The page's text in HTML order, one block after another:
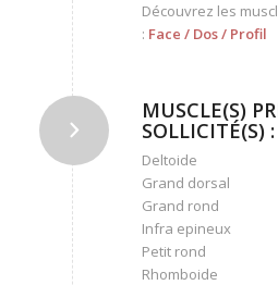
Découvrez les
: Face / Dos/ Profil
MUSCLE(S)
SOLLICITÉ(S) :
Deltoide
Grand dorsal
Grand rond
Infra epineux
Petit rond
Rhomboide